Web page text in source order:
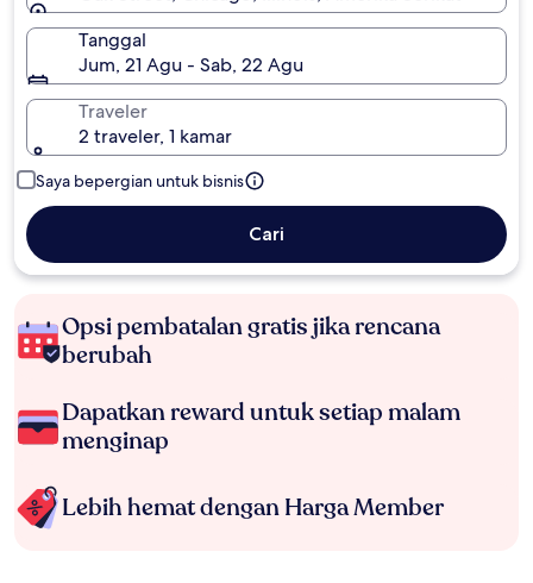
Tanggal
Jum, 21 Agu - Sab, 22 Agu
Traveler
2 traveler, 1 kamar
Saya bepergian untuk bisnis
Cari
Opsi pembatalan gratis jika rencana
berubah
Dapatkan reward untuk setiap malam
menginap
Lebih hemat dengan Harga Member